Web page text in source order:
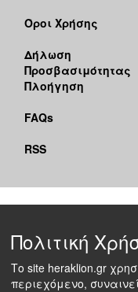
Όροι Χρήσης
Δήλωση
Προσβασιμότητας
Πλοήγηση
FAQs
RSS
Πολιτική
Το site heraklion.gr
περιεχόμενο,